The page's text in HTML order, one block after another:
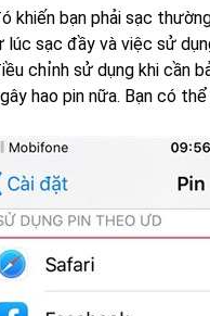
khiến bạn phải sạc
sạc đầy và việc sử
chỉnh sử dụng khi cần
hao pin nữa. Bạn có